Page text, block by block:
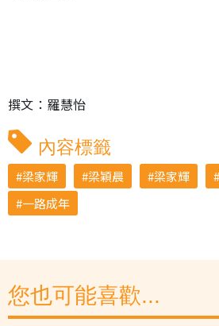
撰文：羅慧怡
內容標籤
梁家輝 梁穎晨 梁家輝
一路成年
您也可能喜歡...